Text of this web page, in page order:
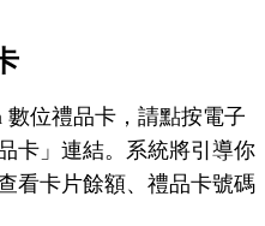
數位禮品卡，請點按電子
卡」連結。系統將引導你
看卡片餘額、禮品卡號碼